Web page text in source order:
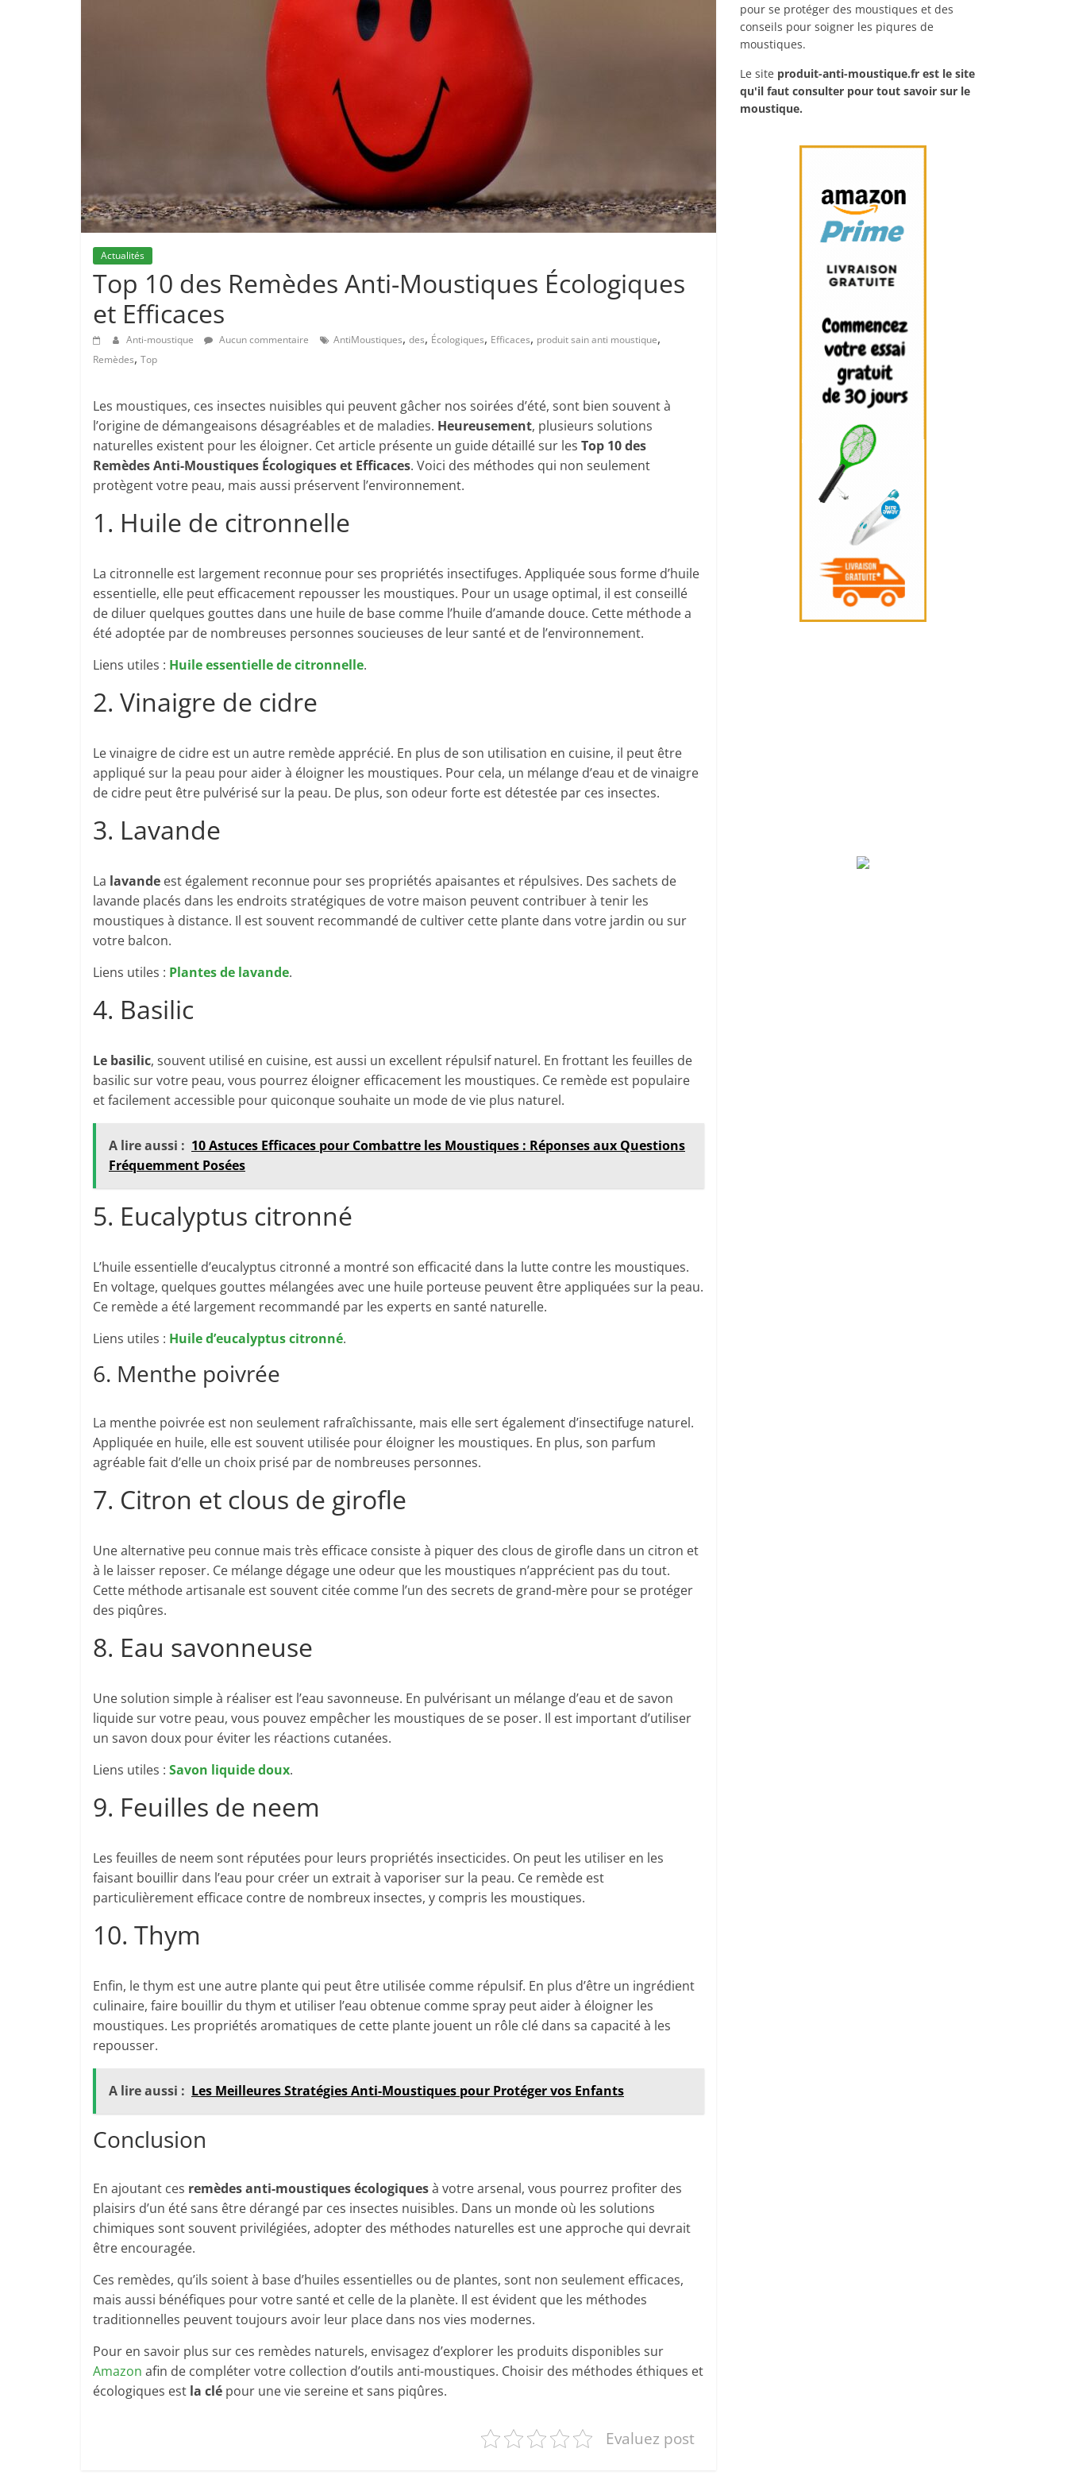
Actualités
Top 10 des Remèdes Anti-Moustiques Écologiques
et Efficaces
Anti-moustique Aucun commentaire AntiMoustiques, des, Écologiques, Efficaces, produit sain anti moustique,
Remèdes, Top
Les moustiques, ces insectes nuisibles qui peuvent gâcher nos soirées d’été, sont bien souvent à
l’origine de démangeaisons désagréables et de maladies. Heureusement, plusieurs solutions
naturelles existent pour les éloigner. Cet article présente un guide détaillé sur les Top 10 des
Remèdes Anti-Moustiques Écologiques et Efficaces. Voici des méthodes qui non seulement
protègent votre peau, mais aussi préservent l’environnement.
1. Huile de citronnelle
La citronnelle est largement reconnue pour ses propriétés insectifuges. Appliquée sous forme d’huile
essentielle, elle peut efficacement repousser les moustiques. Pour un usage optimal, il est conseillé
de diluer quelques gouttes dans une huile de base comme l’huile d’amande douce. Cette méthode a
été adoptée par de nombreuses personnes soucieuses de leur santé et de l’environnement.
Liens utiles : Huile essentielle de citronnelle.
2. Vinaigre de cidre
Le vinaigre de cidre est un autre remède apprécié. En plus de son utilisation en cuisine, il peut être
appliqué sur la peau pour aider à éloigner les moustiques. Pour cela, un mélange d’eau et de vinaigre
de cidre peut être pulvérisé sur la peau. De plus, son odeur forte est détestée par ces insectes.
3. Lavande
La lavande est également reconnue pour ses propriétés apaisantes et répulsives. Des sachets de
lavande placés dans les endroits stratégiques de votre maison peuvent contribuer à tenir les
moustiques à distance. Il est souvent recommandé de cultiver cette plante dans votre jardin ou sur
votre balcon.
Liens utiles : Plantes de lavande.
4. Basilic
Le basilic, souvent utilisé en cuisine, est aussi un excellent répulsif naturel. En frottant les feuilles de
basilic sur votre peau, vous pourrez éloigner efficacement les moustiques. Ce remède est populaire
et facilement accessible pour quiconque souhaite un mode de vie plus naturel.
A lire aussi : 10 Astuces Efficaces pour Combattre les Moustiques : Réponses aux Questions
Fréquemment Posées
5. Eucalyptus citronné
L’huile essentielle d’eucalyptus citronné a montré son efficacité dans la lutte contre les moustiques.
En voltage, quelques gouttes mélangées avec une huile porteuse peuvent être appliquées sur la peau.
Ce remède a été largement recommandé par les experts en santé naturelle.
Liens utiles : Huile d’eucalyptus citronné.
6. Menthe poivrée
La menthe poivrée est non seulement rafraîchissante, mais elle sert également d’insectifuge naturel.
Appliquée en huile, elle est souvent utilisée pour éloigner les moustiques. En plus, son parfum
agréable fait d’elle un choix prisé par de nombreuses personnes.
7. Citron et clous de girofle
Une alternative peu connue mais très efficace consiste à piquer des clous de girofle dans un citron et
à le laisser reposer. Ce mélange dégage une odeur que les moustiques n’apprécient pas du tout.
Cette méthode artisanale est souvent citée comme l’un des secrets de grand-mère pour se protéger
des piqûres.
8. Eau savonneuse
Une solution simple à réaliser est l’eau savonneuse. En pulvérisant un mélange d’eau et de savon
liquide sur votre peau, vous pouvez empêcher les moustiques de se poser. Il est important d’utiliser
un savon doux pour éviter les réactions cutanées.
Liens utiles : Savon liquide doux.
9. Feuilles de neem
Les feuilles de neem sont réputées pour leurs propriétés insecticides. On peut les utiliser en les
faisant bouillir dans l’eau pour créer un extrait à vaporiser sur la peau. Ce remède est
particulièrement efficace contre de nombreux insectes, y compris les moustiques.
10. Thym
Enfin, le thym est une autre plante qui peut être utilisée comme répulsif. En plus d’être un ingrédient
culinaire, faire bouillir du thym et utiliser l’eau obtenue comme spray peut aider à éloigner les
moustiques. Les propriétés aromatiques de cette plante jouent un rôle clé dans sa capacité à les
repousser.
A lire aussi : Les Meilleures Stratégies Anti-Moustiques pour Protéger vos Enfants
Conclusion
En ajoutant ces remèdes anti-moustiques écologiquesà votre arsenal, vous pourrez profiter des
plaisirs d’un été sans être dérangé par ces insectes nuisibles. Dans un monde où les solutions
chimiques sont souvent privilégiées, adopter des méthodes naturelles est une approche qui devrait
être encouragée.
Ces remèdes, qu’ils soient à base d’huiles essentielles ou de plantes, sont non seulement efficaces,
mais aussi bénéfiques pour votre santé et celle de la planète. Il est évident que les méthodes
traditionnelles peuvent toujours avoir leur place dans nos vies modernes.
Pour en savoir plus sur ces remèdes naturels, envisagez d’explorer les produits disponibles sur
Amazon afin de compléter votre collection d’outils anti-moustiques. Choisir des méthodes éthiques et
écologiques est la clé pour une vie sereine et sans piqûres.
Evaluez post
pour se protéger des moustiques et des
conseils pour soigner les piqures de
moustiques.
Le site produit-anti-moustique.fr est le site
qu'il faut consulter pour tout savoir sur le
moustique.